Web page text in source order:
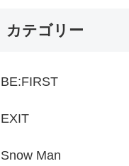
カテゴリー
BE:FIRST
EXIT
Snow Man